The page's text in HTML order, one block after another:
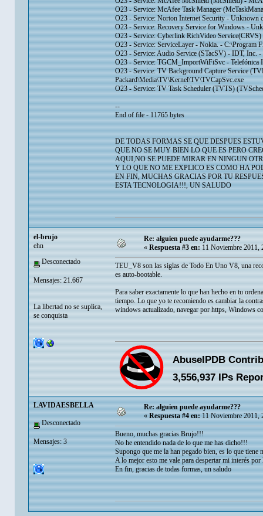
O23 - Service: McAfee Task Manager
O23 - Service: Norton Internet Security - Unknown
O23 - Service: Recovery Service for Windows -
O23 - Service: Cyberlink RichVideo
O23 - Service: ServiceLayer - Nokia. - C:\Program
O23 - Service: Audio Service (STacSV) - IDT, Inc.
O23 - Service: TGCM_ImportWiFiSvc -
O23 - Service: TV Background Capture Service
Packard\Media\TV\Kernel\TV\TVCapSvc.exe
O23 - Service: TV Task Scheduler (TVTS)
--
End of file - 11765 bytes
DE TODAS FORMAS SE QUE DESPUES
QUE NO SE MUY BIEN LO QUE ES PERO
AQUI,NO SE PUEDE MIRAR EN NINGUN
Y LO QUE NO ME EXPLICO ES COMO HA
EN FIN, MUCHAS GRACIAS POR TU
ESTA TECNOLOGIA!!!, UN SALUDO
el-brujo
ehn
Desconectado
Mensajes: 21.667
La libertad no se suplica,
se conquista
Re: alguien puede ayudarme???
« Respuesta #3 en: 11 Noviembre 2011,
TEU_V8 son las siglas de Todo En Uno V8, una
es auto-bootable.
Para saber exactamente lo que han hecho en tu
tiempo. Lo que yo te recomiendo es cambiar la
windows actualizado, navegar por https, Windows
LAVIDAESBELLA
Desconectado
Mensajes: 3
Re: alguien puede ayudarme???
«Respuesta #4 en:11 Noviembre 2011,
Bueno, muchas gracias Brujo!!!
No he entendido nada de lo que me has dicho!!!
Supongo que me la han pegado bien, es lo que tiene
A lo mejor esto me vale para despertar mi interés
En fin, gracias de todas formas, un saludo